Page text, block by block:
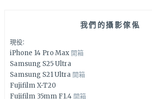
我們的攝影傢俬
現役:
iPhone 14 Pro Max 開箱
Samsung S25 Ultra
Samsung S21 Ultra 開箱
Fujifilm X-T20
Fujifilm 35mm F1.4 開箱